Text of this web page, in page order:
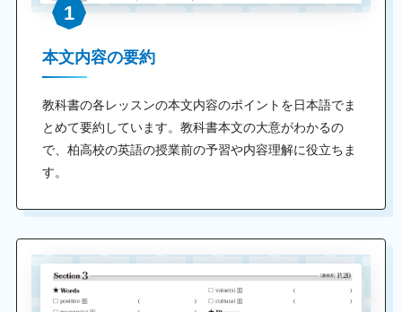
1
本文内容の要約
教科書の各レッスンの本文内容のポイントを日本語でま
とめて要約しています。教科書本文の大意がわかるの
で、柏高校の英語の授業前の予習や内容理解に役立ちま
す。